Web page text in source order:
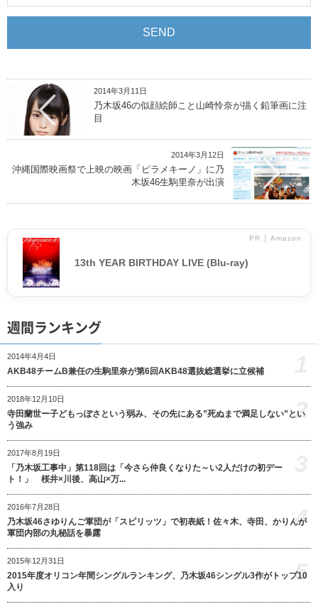
2014年3月11日
乃木坂46の似顔絵師こと山崎怜奈が描く鉛筆画に注
目
2014年3月12日
沖縄国際映画祭で上映の映画「ピラメキーノ」に乃
木坂46生駒里奈が出演
PR │ Amazon
13th YEAR BIRTHDAY LIVE (Blu-ray)
週間ランキング
2014年4月4日
AKB48チームB兼任の生駒里奈が第6回AKB48選抜総選挙に立候補
2018年12月10日
寺田蘭世ー子どもっぽさという弱み、その先にある”死ぬまで満足しない”とい
う強み
2
2017年8月19日
「乃木坂工事中」第118回は「今さら仲良くなりた～い2人だけの初デー
ト！」 桜井×川後、高山×万...
2016年7月28日
乃木坂46さゆりんご軍団が「スピリッツ」で初表紙！佐々木、寺田、かりんが
軍団内部の丸秘話を暴露
4
2015年12月31日
2015年度オリコン年間シングルランキング、乃木坂46シングル3作がトップ10
入り
5